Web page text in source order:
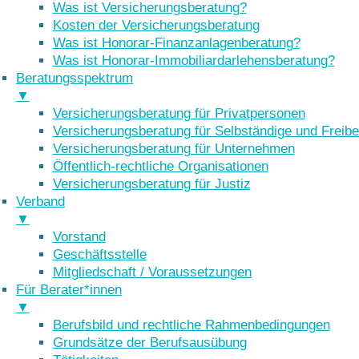
Was ist Versicherungsberatung?
Kosten der Versicherungsberatung
Was ist Honorar-Finanzanlagenberatung?
Was ist Honorar-Immobiliardarlehensberatung?
Beratungsspektrum
▼
Versicherungsberatung für Privatpersonen
Versicherungsberatung für Selbständige und
Versicherungsberatung für Unternehmen
Öffentlich-rechtliche Organisationen
Versicherungsberatung für Justiz
Verband
▼
Vorstand
Geschäftsstelle
Mitgliedschaft / Voraussetzungen
Für Berater*innen
▼
Berufsbild und rechtliche Rahmenbedingungen
Grundsätze der Berufsausübung